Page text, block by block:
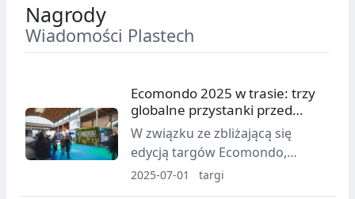
Nagrody
Wiadomości Plastech
Ecomondo 2025 w trasie: trzy
globalne przystanki przed
Rimini Expo Centre
W związku ze zbliżającą się
edycją targów Ecomondo,
zaplanowaną na 4-7 listopada
2025-07-01 targi